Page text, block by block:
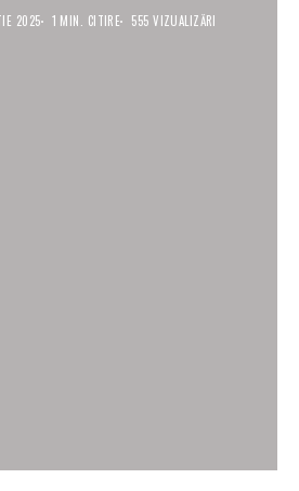
2025 1 MIN. CITIRE 555 VIZUALIZĂRI